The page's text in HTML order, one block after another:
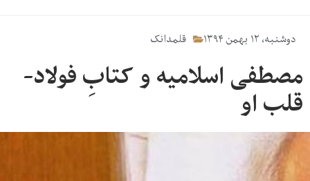
دوشنبه، ۱۲ بهمن ۱۳۹۴ قلمدانک
مصطفی اسلامیه و کتابِ فولاد-
قلب او